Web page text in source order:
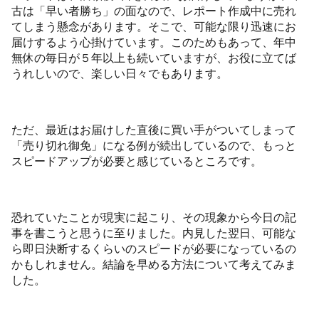
古は「早い者勝ち」の面なので、レポート作成中に売れ
てしまう懸念があります。そこで、可能な限り迅速にお
届けするよう心掛けています。このためもあって、年中
無休の毎日が５年以上も続いていますが、お役に立てば
うれしいので、楽しい日々でもあります。
ただ、最近はお届けした直後に買い手がついてしまって
「売り切れ御免」になる例が続出しているので、もっと
スピードアップが必要と感じているところです。
恐れていたことが現実に起こり、その現象から今日の記
事を書こうと思うに至りました。内見した翌日、可能な
ら即日決断するくらいのスピードが必要になっているの
かもしれません。結論を早める方法について考えてみま
した。